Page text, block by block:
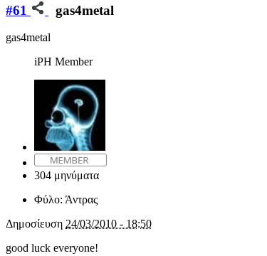
#61 gas4metal
gas4metal
iPH Member
304 μηνύματα
Φύλο: Άντρας
Δημοσίευση 24/03/2010 - 18:50
good luck everyone!